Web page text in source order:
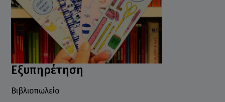
Εξυπηρέτηση
Βιβλιοπωλείο